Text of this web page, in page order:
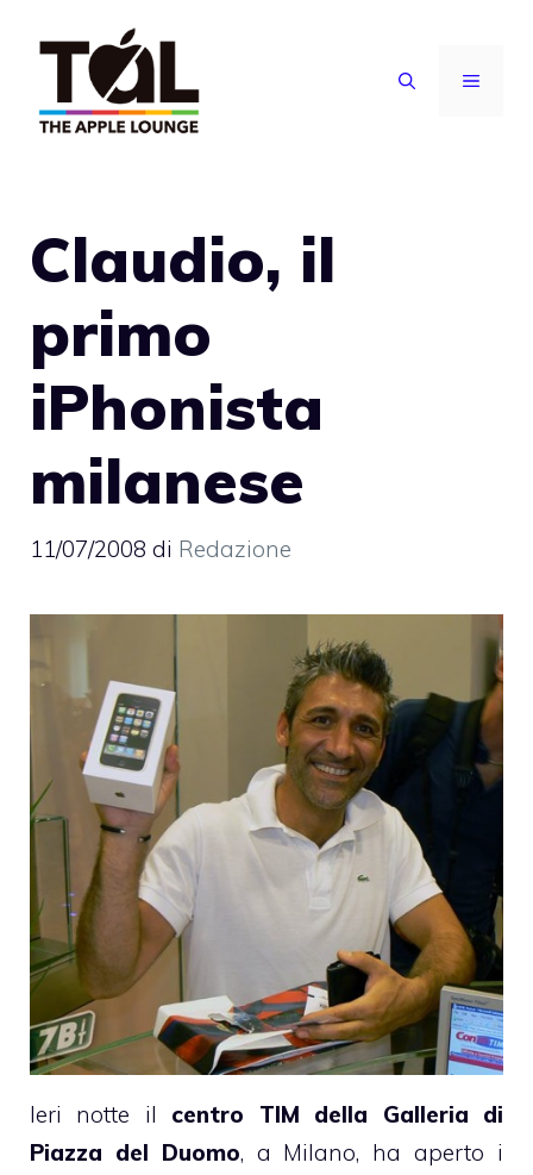
contenuto
MENU
Claudio, il
primo
iPhonista
milanese
11/07/2008 di Redazione
Ieri notte il centro TIM della Galleria di
Piazza del Duomo, a Milano, ha aperto i